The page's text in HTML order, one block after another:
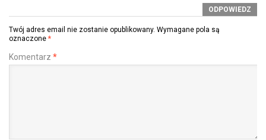
ODPOWIEDZ
Twój adres email nie zostanie opublikowany. Wymagane pola są
oznaczone *
Komentarz *